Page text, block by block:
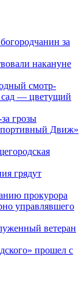
за
накануне
смотр-
сад — цветущий
грозы
Движ»
грядут
прокурора
управлявшего
ветеран
прошел с